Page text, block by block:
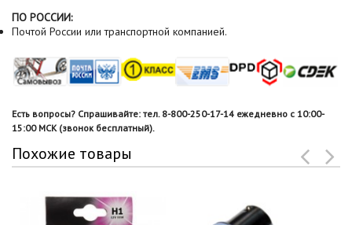
ПО РОССИИ:
Почтой России или транспортной компанией.
Есть вопросы? Спрашивайте: тел. 8-800-250-17-14 ежедневно с 10:00-
15:00 МСК (звонок бесплатный).
Похожие товары